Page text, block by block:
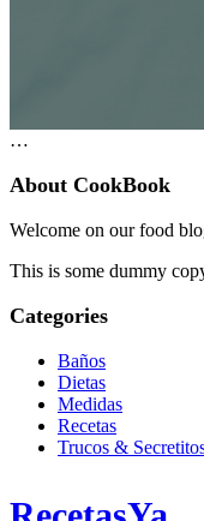
…
About CookBook
Welcome on our food
This is some dummy
Categories
Baños
Dietas
Medidas
Recetas
Trucos &